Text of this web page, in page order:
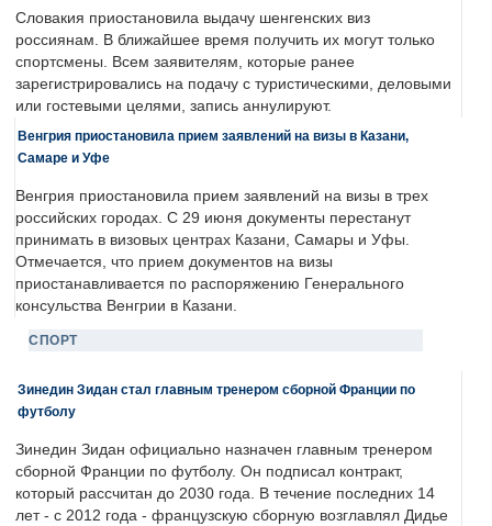
Словакия приостановила выдачу шенгенских виз
россиянам. В ближайшее время получить их могут только
спортсмены. Всем заявителям, которые ранее
зарегистрировались на подачу с туристическими, деловыми
или гостевыми целями, запись аннулируют.
Венгрия приостановила прием заявлений на визы в Казани,
Самаре и Уфе
Венгрия приостановила прием заявлений на визы в трех
российских городах. С 29 июня документы перестанут
принимать в визовых центрах Казани, Самары и Уфы.
Отмечается, что прием документов на визы
приостанавливается по распоряжению Генерального
консульства Венгрии в Казани.
СПОРТ
Зинедин Зидан стал главным тренером сборной Франции по
футболу
Зинедин Зидан официально назначен главным тренером
сборной Франции по футболу. Он подписал контракт,
который рассчитан до 2030 года. В течение последних 14
лет - с 2012 года - французскую сборную возглавлял Дидье